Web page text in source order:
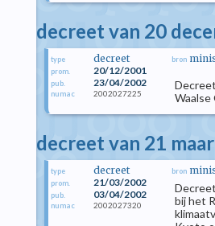
decreet van 20
type decreet
prom. 20/12/2001
pub. 23/04/2002
numac 2002027225
bron
decreet van 21
type decreet
prom. 21/03/2002
pub. 03/04/2002
numac 2002027320
bron
bij het